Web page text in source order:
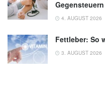
Gegensteuern
4. AUGUST 2026
Fettleber: So
3. AUGUST 2026